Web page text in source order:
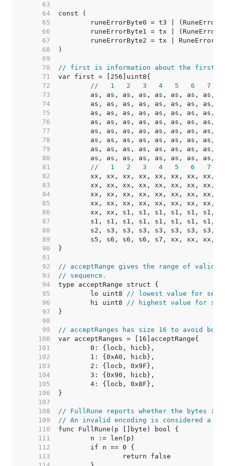
    63
    64
    65
    66
    67
    68
    69
    70
// first is information about the first
    71
    72
//   1   2   3   4   5   6   7
    73
as, as, as, as, as, as, as, as,
    74
as, as, as, as, as, as, as, as,
    75
as, as, as, as, as, as, as, as,
    76
as, as, as, as, as, as, as, as,
    77
as, as, as, as, as, as, as, as,
    78
as, as, as, as, as, as, as, as,
    79
as, as, as, as, as, as, as, as,
    80
as, as, as, as, as, as, as, as,
    81
//   1   2   3   4   5   6   7
    82
xx, xx, xx, xx, xx, xx, xx, xx,
    83
xx, xx, xx, xx, xx, xx, xx, xx,
    84
xx, xx, xx, xx, xx, xx, xx, xx,
    85
xx, xx, xx, xx, xx, xx, xx, xx,
    86
xx, xx, s1, s1, s1, s1, s1, s1,
    87
s1, s1, s1, s1, s1, s1, s1, s1,
    88
s2, s3, s3, s3, s3, s3, s3, s3,
    89
s5, s6, s6, s6, s7, xx, xx, xx,
    90
    91
    92
// acceptRange gives the range of valid
    93
// sequence.
    94
    95
	lo uint8
// lowest value for
    96
	hi uint8
// highest value for
    97
    98
    99
// acceptRanges has size 16 to avoid
   100
   101
   102
   103
   104
   105
   106
   107
   108
// FullRune reports whether the bytes in
   109
// An invalid encoding is considered a
   110
   111
   112
   113